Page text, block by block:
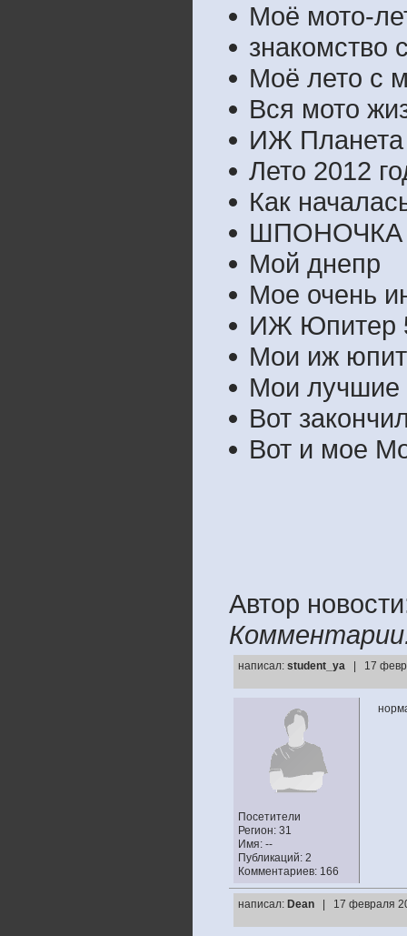
Моё мото-
знакомство
Моё лето с
Вся мото
ИЖ Планета
Лето 2012
Как
ШПОНОЧКА
Мой днепр
Мое очень
ИЖ Юпитер
Мои иж
Мои лучшие
Вот
Вот и мое
Автор
написал: student_ya | 17
Посетители
Регион: 31
Имя: --
Публикаций: 2
Комментариев: 166
написал: Dean | 17 февраля